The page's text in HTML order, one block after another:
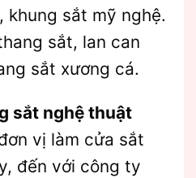
sắt mỹ nghệ.
sắt, lan can
sắt xương cá.
sắt nghệ thuật
vị làm cửa sắt
đến với công ty